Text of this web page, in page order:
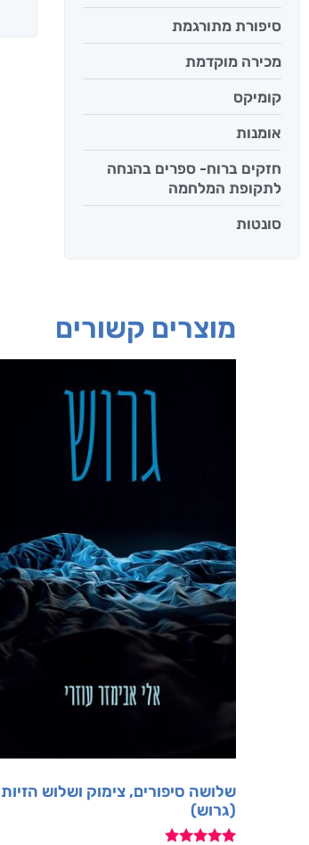
סיפורת מתורגמת
מכירה מוקדמת
קומיקס
אומנות
חזקים ברוח- ספרים בהנחה
לתקופת המלחמה
סונטות
מוצרים קשורים
שלושה סיפורים, צימוק ושלוש הזיות
(גרוש)